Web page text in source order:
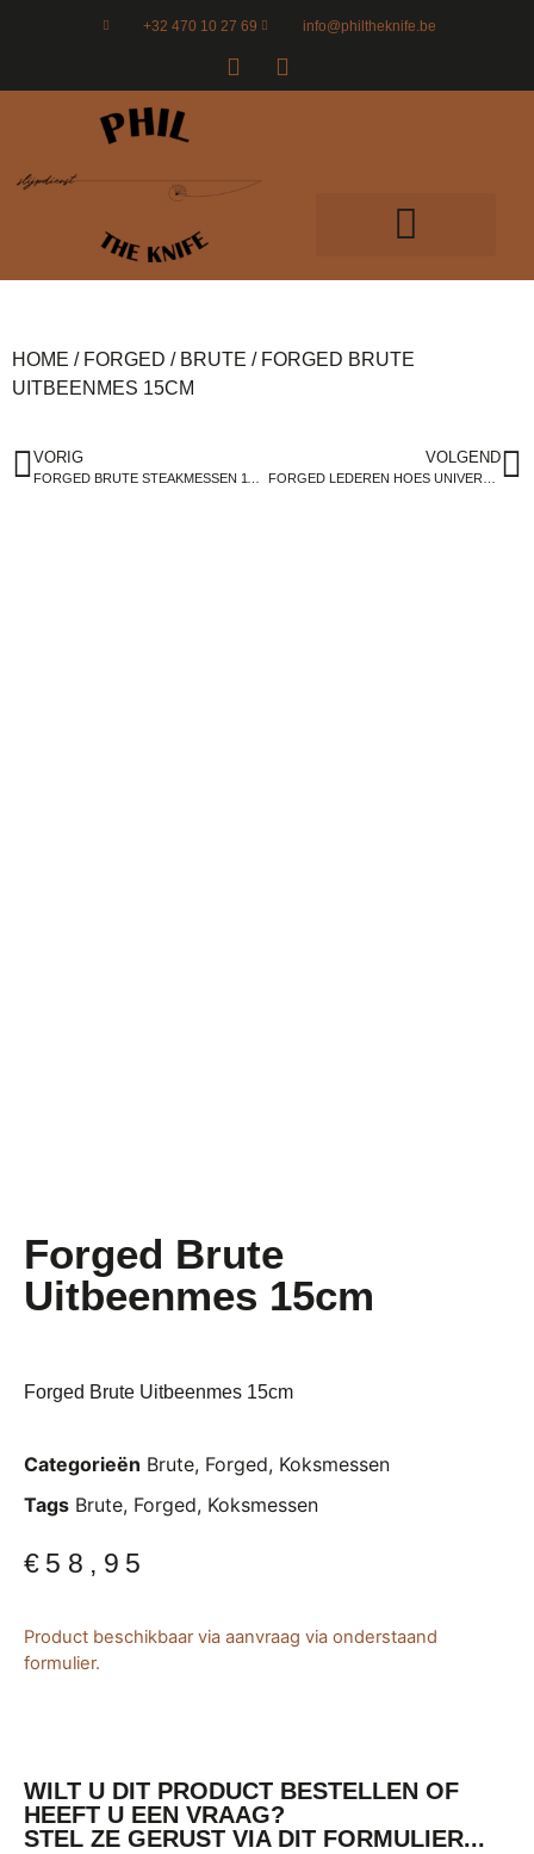
+32 470 10 27 69 info@philtheknife.be
HOME / FORGED / BRUTE / FORGED BRUTE
UITBEENMES 15CM
VORIG VOLGEND
Forged Brute
Uitbeenmes 15cm
Forged Brute Uitbeenmes 15cm
Categorieën Brute, Forged, Koksmessen
Tags Brute, Forged, Koksmessen
€ 58,95
Product beschikbaar via aanvraag via onderstaand
formulier.
WILT U DIT PRODUCT BESTELLEN OF
HEEFT U EEN VRAAG?
STEL ZE GERUST VIA DIT FORMULIER...